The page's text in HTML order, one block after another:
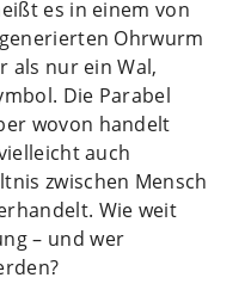
es in einem von
Ohrwurm
als nur ein Wal,
Die Parabel
wovon handelt
auch
zwischen Mensch
Wie weit
– und wer